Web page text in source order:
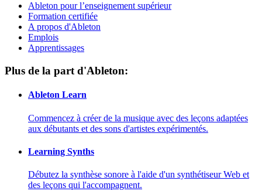
Ableton pour l’enseignement supérieur
Formation certifiée
A propos d'Ableton
Emplois
Apprentissages
Plus de la part d'Ableton:
Ableton Learn
Commencez à créer de la musique avec des leçons adaptées
aux débutants et des sons d'artistes expérimentés.
Learning Synths
Débutez la synthèse sonore à l'aide d'un synthétiseur Web et
des leçons qui l'accompagnent.